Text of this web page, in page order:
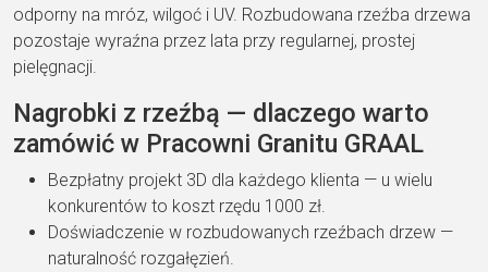
odporny na mróz, wilgoć i UV. Rozbudowana rzeźba drzewa
pozostaje wyraźna przez lata przy regularnej, prostej
pielęgnacji.
Nagrobki z rzeźbą — dlaczego warto
zamówić w Pracowni Granitu GRAAL
Bezpłatny projekt 3D dla każdego klienta — u wielu
konkurentów to koszt rzędu 1000 zł.
Doświadczenie w rozbudowanych rzeźbach drzew —
naturalność rozgałęzień.